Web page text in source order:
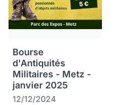
Bourse
d'Antiquités
Militaires - Metz -
janvier 2025
12/12/2024